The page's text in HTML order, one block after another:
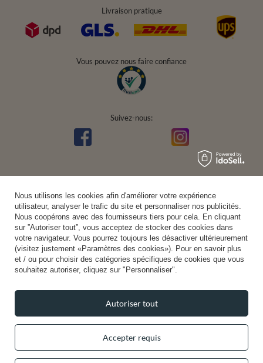
Livraison pratique
Vous pouvez nous faire confiance
Suivez-nous:
Nous utilisons les cookies afin d'améliorer votre expérience
utilisateur, analyser le trafic du site et personnaliser nos publicités.
Nous coopérons avec des fournisseurs tiers pour cela. En cliquant
sur ”Autoriser tout”, vous acceptez de stocker des cookies dans
votre navigateur. Vous pourrez toujours les désactiver ultérieurement
(visitez justement «Paramètres des cookies»). Pour en savoir plus
et / ou pour choisir des catégories spécifiques de cookies que vous
souhaitez autoriser, cliquez sur "Personnaliser".
Accepter requis
Autoriser tout